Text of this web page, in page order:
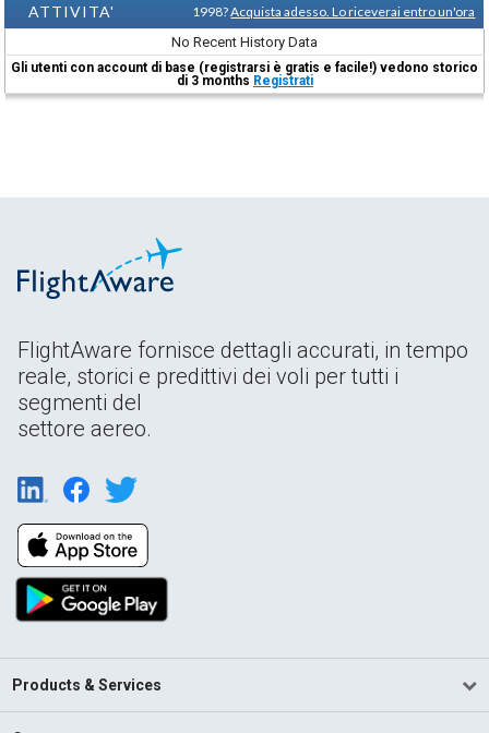
ATTIVITA'
1998?Acquista adesso. Lo riceverai entro un'ora
No Recent History Data
Gli utenti con account di base (registrarsi è gratis e facile!) vedono storico
di 3 months Registrati
FlightAware fornisce dettagli accurati, in tempo
reale, storici e predittivi dei voli per tutti i
segmenti del
settore aereo.
Products & Services